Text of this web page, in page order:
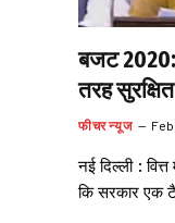
बजट
तरह सुरक्षित
फीचर न्यूज
नई दिल्ली :
कि सरकार एक